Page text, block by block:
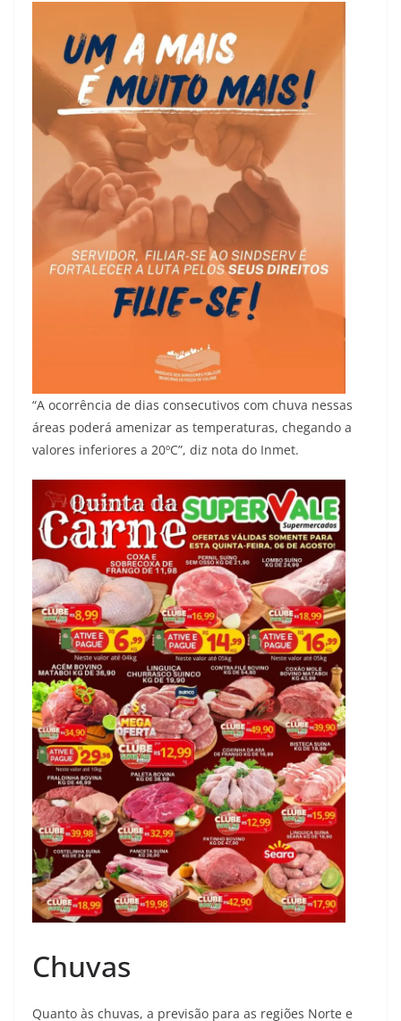
“A ocorrência de dias consecutivos com chuva nessas
áreas poderá amenizar as temperaturas, chegando a
valores inferiores a 20ºC”, diz nota do Inmet.
Chuvas
Quanto às chuvas, a previsão para as regiões Norte e